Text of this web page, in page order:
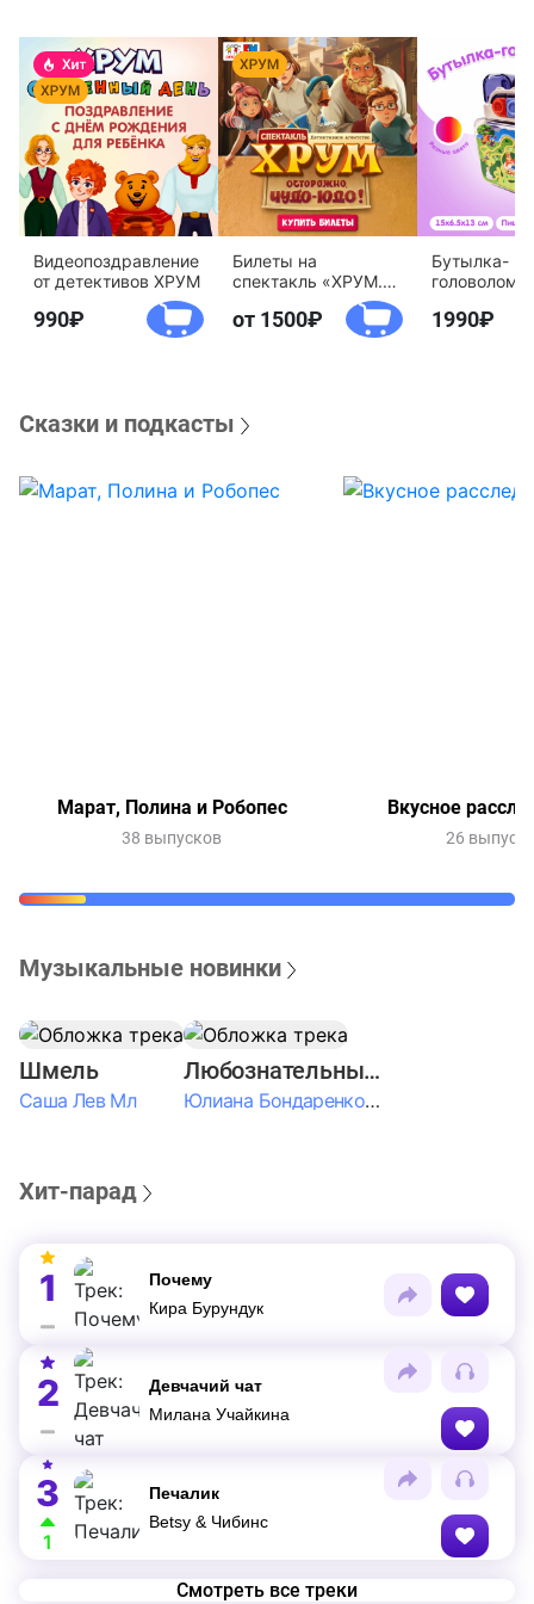
Видеопоздравление
от детективов ХРУМ
990
Билеты на
спектакль «ХРУМ.
Осторожно, Чудо-
Юдо!»
от 1500
Бутылка-
агентство
1990
Сказки и подкасты
Марат, Полина и Робопес
38 выпусков
Вкусное
26
Музыкальные новинки
Шмель
Саша Лев Мл
Любознательные Дети
Юлиана Бондаренко & Амелия Колпакова & Егор Егоров & Валерия Шевченко & Ксюша Косичкина
Хит-парад
1
Почему
Кира Бурундук
2
Девчачий чат
Милана Учайкина
3
1
Печалик
Betsy & Чибинс
Смотреть все треки